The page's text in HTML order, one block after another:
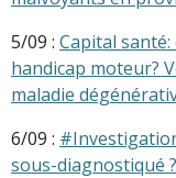
5/09 : Capital
handicap moteur?
maladie
6/09 :
sous-diagnostiqué ?